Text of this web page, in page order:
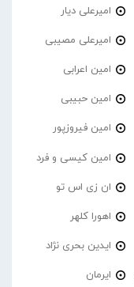
امیرعلی دیار
امیرعلی مصیبی
امین اعرابی
امین حبیبی
امین فیروزپور
امین کیسی و فرد
ان زی اس تو
اهورا کلهر
ایدین بحری نژاد
ایرمان